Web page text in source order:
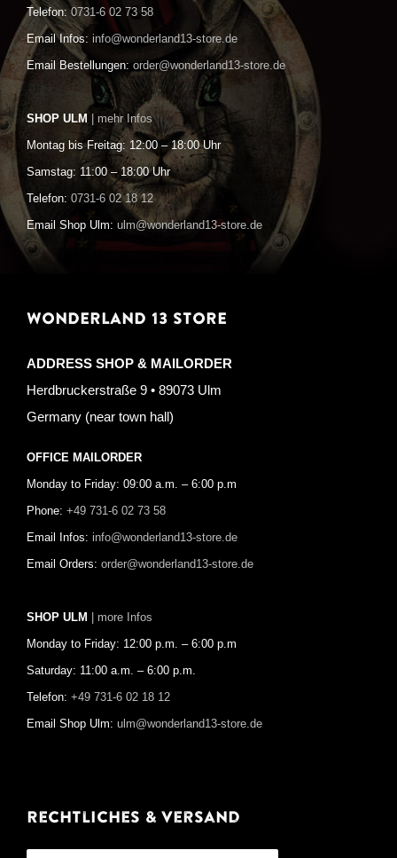
Telefon: 0731-6 02 73 58
Email Infos: info@wonderland13-store.de
Email Bestellungen: order@wonderland13-store.de
SHOP ULM | mehr Infos
Montag bis Freitag: 12:00 – 18:00 Uhr
Samstag: 11:00 – 18:00 Uhr
Telefon: 0731-6 02 18 12
Email Shop Ulm: ulm@wonderland13-store.de
WONDERLAND 13 STORE
ADDRESS SHOP & MAILORDER
Herdbruckerstraße 9 • 89073 Ulm
Germany (near town hall)
OFFICE MAILORDER
Monday to Friday: 09:00 a.m. – 6:00 p.m
Phone: +49 731-6 02 73 58
Email Infos: info@wonderland13-store.de
Email Orders: order@wonderland13-store.de
SHOP ULM | more Infos
Monday to Friday: 12:00 p.m. – 6:00 p.m
Saturday: 11:00 a.m. – 6:00 p.m.
Telefon: +49 731-6 02 18 12
Email Shop Ulm: ulm@wonderland13-store.de
Rechtliches & Versand